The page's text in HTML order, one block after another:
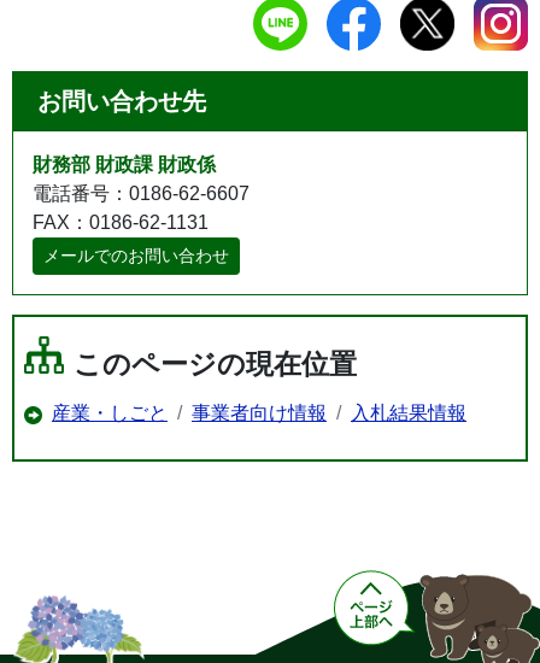
お問い合わせ先
財務部 財政課 財政係
電話番号：0186-62-6607
FAX：0186-62-1131
メールでのお問い合わせ
このページの現在位置
産業・しごと 事業者向け情報 入札結果情報